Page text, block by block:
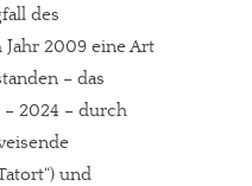
des
2009 eine Art
– das
2024 – durch
und